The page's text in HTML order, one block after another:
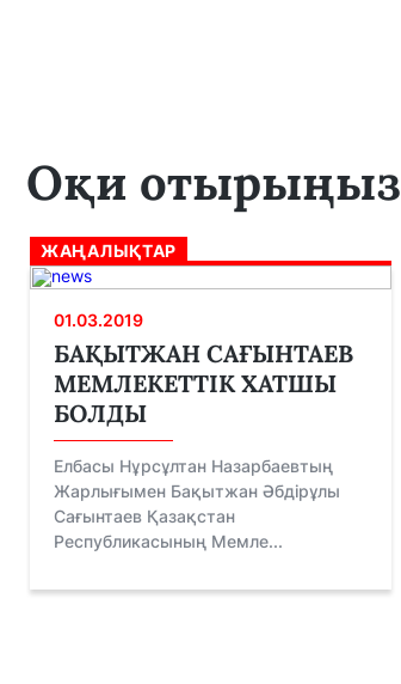
Оқи отырыңыз
ЖАҢАЛЫҚТАР
01.03.2019
БАҚЫТЖАН САҒЫНТАЕВ
МЕМЛЕКЕТТІК ХАТШЫ
БОЛДЫ
Елбасы Нұрсұлтан Назарбаевтың
Жарлығымен Бақытжан Әбдірұлы
Сағынтаев Қазақстан
Республикасының Мемле...